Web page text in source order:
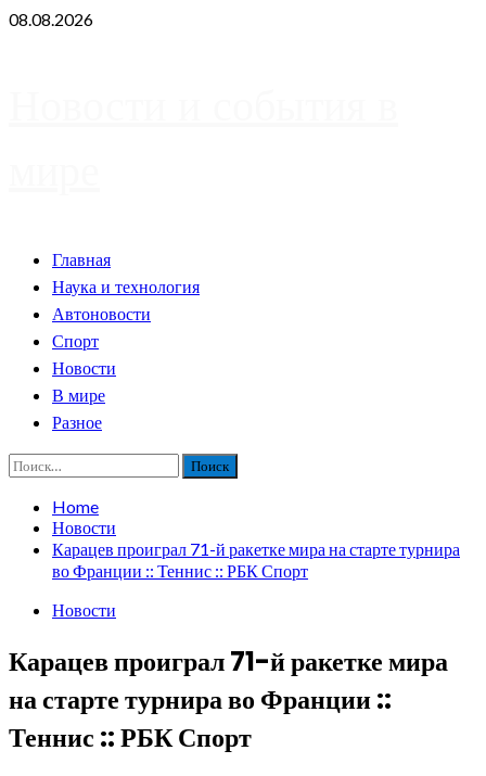
Skip
08.08.2026
PrimaryГлавная
Наука и технология
Автоновости
Спорт
Новости
В мире
Разное
Найти:
Home
Новости
Карацев проиграл 71-й ракетке мира на старте турнира
во Франции :: Теннис :: РБК Спорт
Новости
Карацев проиграл 71-й ракетке мира
на старте турнира во Франции ::
Теннис :: РБК Спорт